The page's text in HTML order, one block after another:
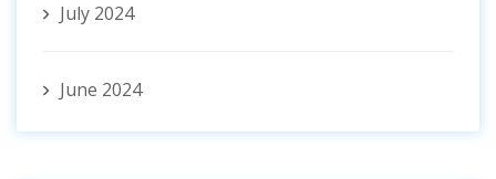
July 2024
June 2024